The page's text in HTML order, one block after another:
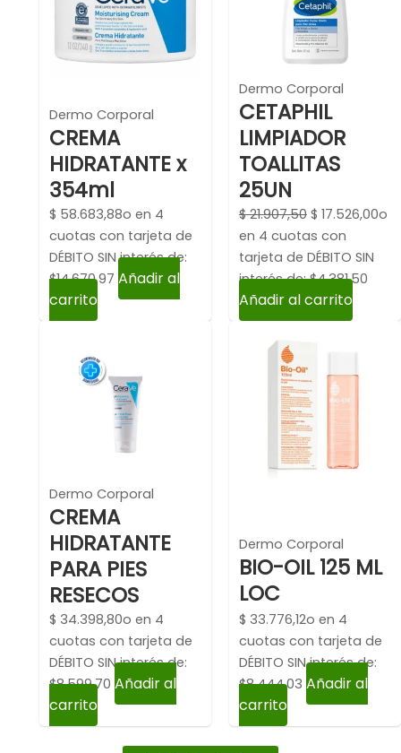
Dermo Corporal
CREMA
HIDRATANTE x
354ml
$ 58.683,88o en 4
cuotas con tarjeta de
DÉBITO SIN interés de:
$14,670.97 Añadir al
carrito
Dermo Corporal
CETAPHIL
LIMPIADOR
TOALLITAS
25UN
$21.907,50
$ 21.907,50.
$ 17.526,00o
en 4 cuotas con
tarjeta de DÉBITO SIN
interés de: $4,381.50
Añadir al carrito
Dermo Corporal
CREMA
HIDRATANTE
PARA PIES
RESECOS
$ 34.398,80o en 4
cuotas con tarjeta de
DÉBITO SIN interés de:
$8,599.70 Añadir al
carrito
Dermo Corporal
BIO-OIL 125 ML
LOC
$ 33.776,12o en 4
cuotas con tarjeta de
DÉBITO SIN interés de:
$8,444.03 Añadir al
carrito